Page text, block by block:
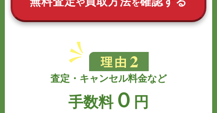
や を
査定・キャンセル料金など
手数料０ 円